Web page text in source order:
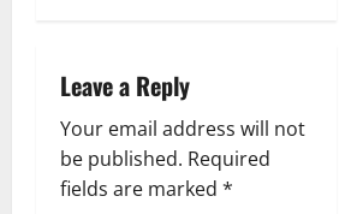
v
i
g
Leave a Reply
Your email address will not
be published. Required
fields are marked *